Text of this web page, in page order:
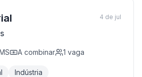
A combinar 1 vaga
Indústria
4 de jul